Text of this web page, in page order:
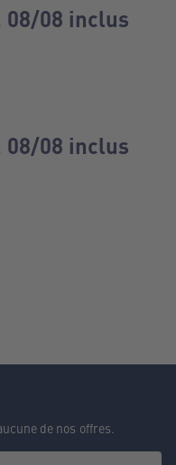
08/08 inclus
08/08 inclus
de nos offres.